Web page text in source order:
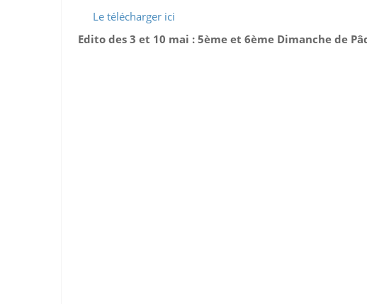
Le télécharger ici
Edito des 3 et 10 mai : 5ème et 6ème Dimanche de